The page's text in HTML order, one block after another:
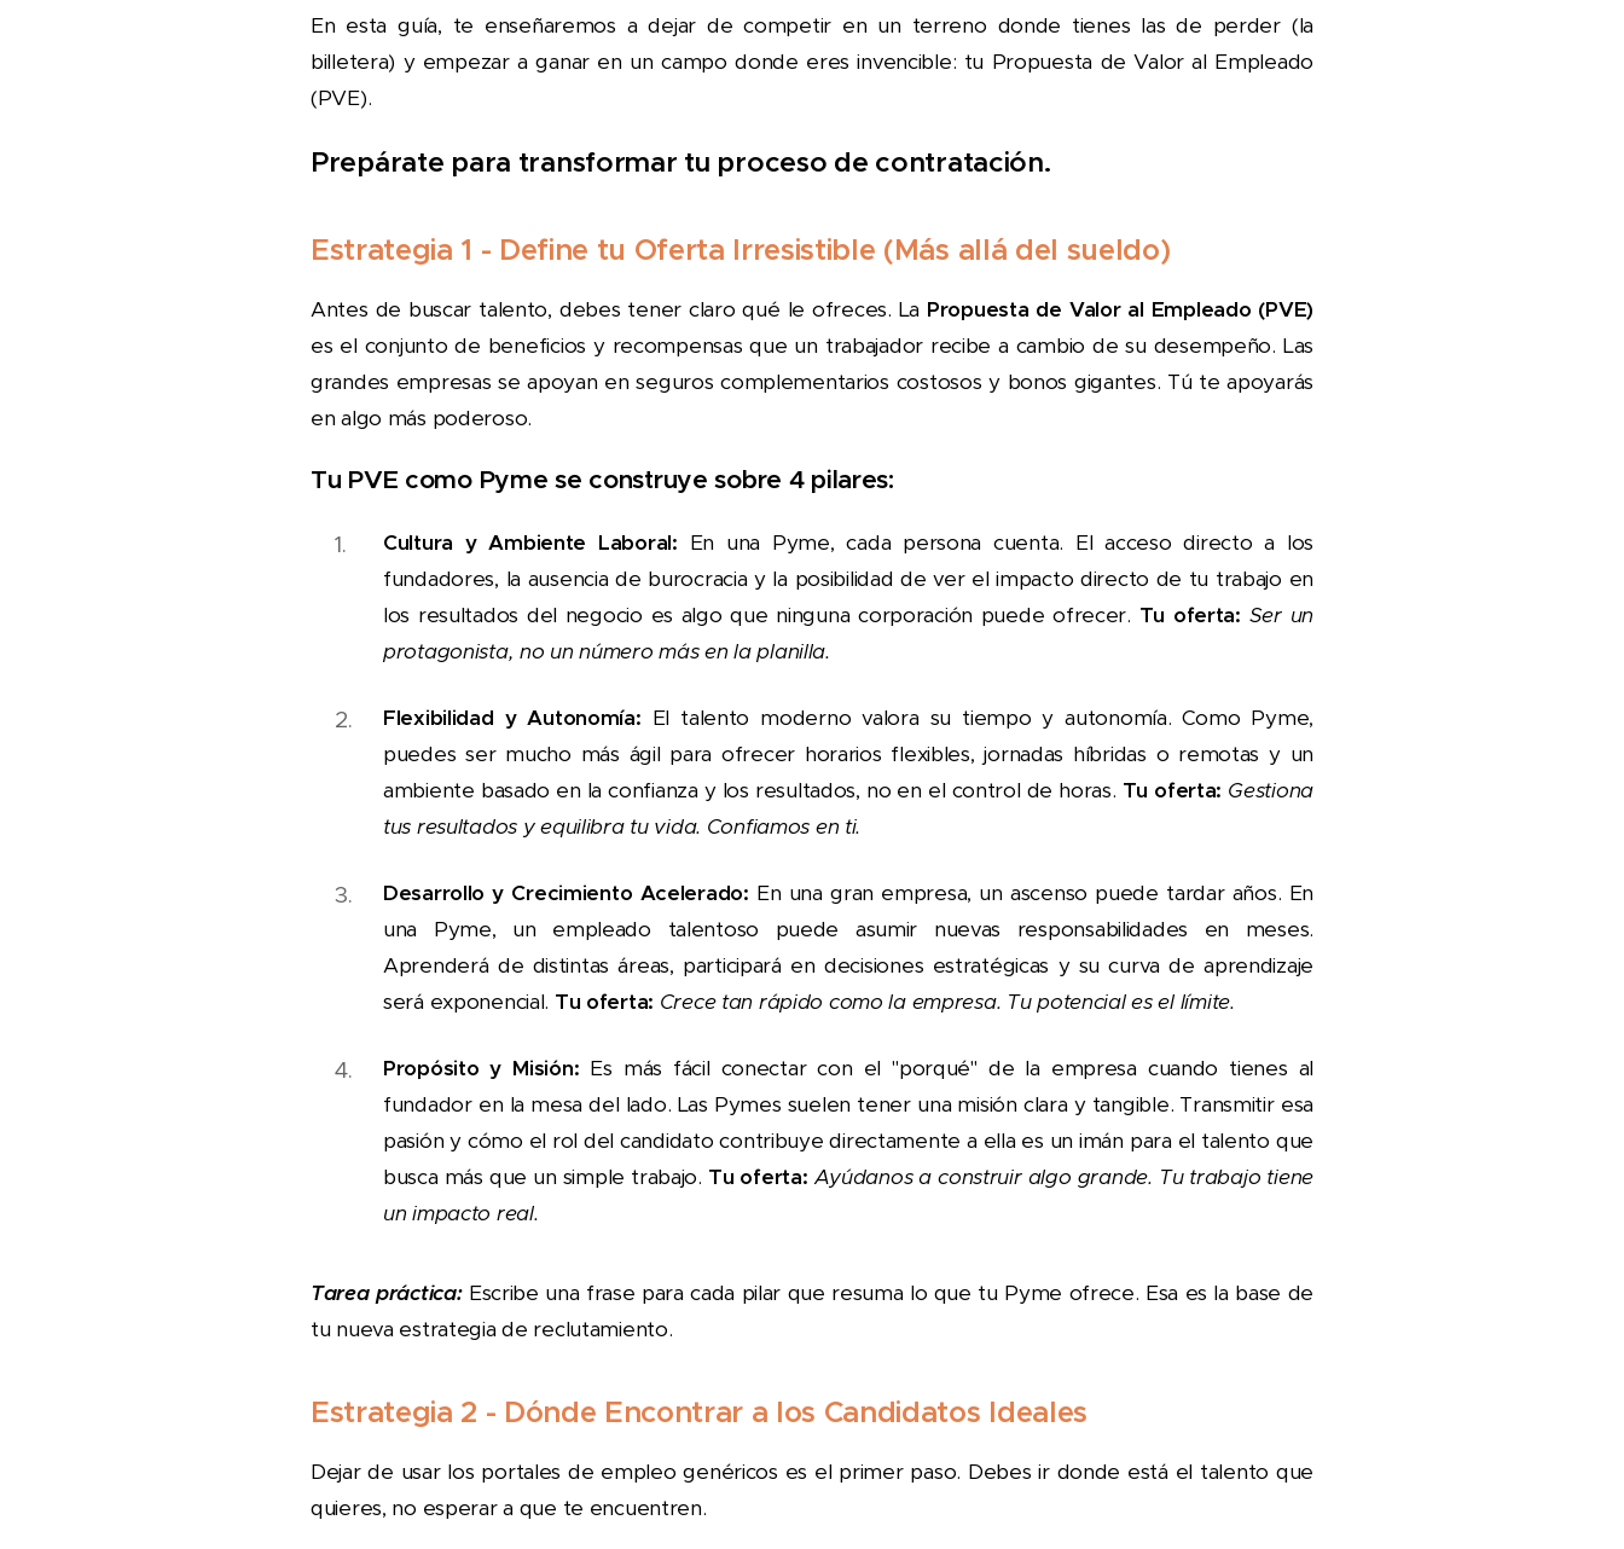
En esta guía, te enseñaremos a dejar de competir en un terreno donde tienes las de perder (la
billetera) y empezar a ganar en un campo donde eres invencible: tu Propuesta de Valor al Empleado
(PVE).
Prepárate para transformar tu proceso de contratación.
Estrategia 1 - Define tu Oferta Irresistible (Más allá del sueldo)
Antes de buscar talento, debes tener claro qué le ofreces. La Propuesta de Valor al Empleado (PVE)
es el conjunto de beneficios y recompensas que un trabajador recibe a cambio de su desempeño. Las
grandes empresas se apoyan en seguros complementarios costosos y bonos gigantes. Tú te apoyarás
en algo más poderoso.
Tu PVE como Pyme se construye sobre 4 pilares:
Cultura y Ambiente Laboral: En una Pyme, cada persona cuenta. El acceso directo a los
fundadores, la ausencia de burocracia y la posibilidad de ver el impacto directo de tu trabajo en
los resultados del negocio es algo que ninguna corporación puede ofrecer. Tu oferta: Ser un
protagonista, no un número más en la planilla.
Flexibilidad y Autonomía: El talento moderno valora su tiempo y autonomía. Como Pyme,
puedes ser mucho más ágil para ofrecer horarios flexibles, jornadas híbridas o remotas y un
ambiente basado en la confianza y los resultados, no en el control de horas. Tu oferta: Gestiona
tus resultados y equilibra tu vida. Confiamos en ti.
Desarrollo y Crecimiento Acelerado: En una gran empresa, un ascenso puede tardar años. En
una Pyme, un empleado talentoso puede asumir nuevas responsabilidades en meses.
Aprenderá de distintas áreas, participará en decisiones estratégicas y su curva de aprendizaje
será exponencial. Tu oferta: Crece tan rápido como la empresa. Tu potencial es el límite.
Propósito y Misión: Es más fácil conectar con el "porqué" de la empresa cuando tienes al
fundador en la mesa del lado. Las Pymes suelen tener una misión clara y tangible. Transmitir esa
pasión y cómo el rol del candidato contribuye directamente a ella es un imán para el talento que
busca más que un simple trabajo. Tu oferta: Ayúdanos a construir algo grande. Tu trabajo tiene
un impacto real.
Tarea práctica: Escribe una frase para cada pilar que resuma lo que tu Pyme ofrece. Esa es la base de
tu nueva estrategia de reclutamiento.
Estrategia 2 - Dónde Encontrar a los Candidatos Ideales
Dejar de usar los portales de empleo genéricos es el primer paso. Debes ir donde está el talento que
quieres, no esperar a que te encuentren.